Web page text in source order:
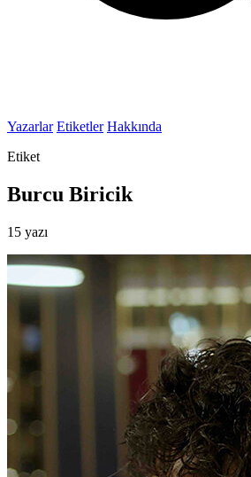
Yazarlar Etiketler Hakkında
Etiket
Burcu Biricik
15 yazı